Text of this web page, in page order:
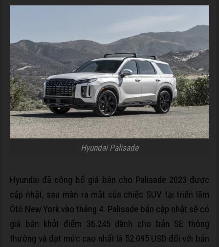
Hyundai Palisade
Hyundai đã công bố giá bán cho Palisade 2023 được
cập nhật, sau màn ra mắt của chiếc SUV tại triển lãm
Ôtô New York vào tháng 4. Palisade bản cập nhật sẽ có
giá bán khởi điểm 36.245 dành cho bản SE thông
thường và đạt mức cao nhất là 52.095 USD đối với bản